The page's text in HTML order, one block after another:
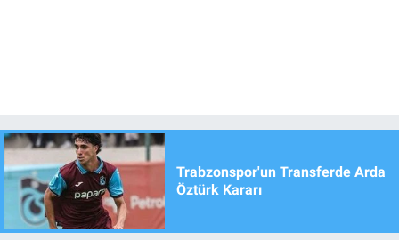
Trabzonspor'un Transferde Arda
Öztürk Kararı